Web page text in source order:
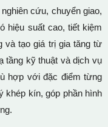
cứu, chuyển giao,
hiệu suất cao, tiết kiệm
và tạo giá trị gia tăng từ
tầng kỹ thuật và dịch vụ
hợp với đặc điểm từng
khép kín, góp phần hình